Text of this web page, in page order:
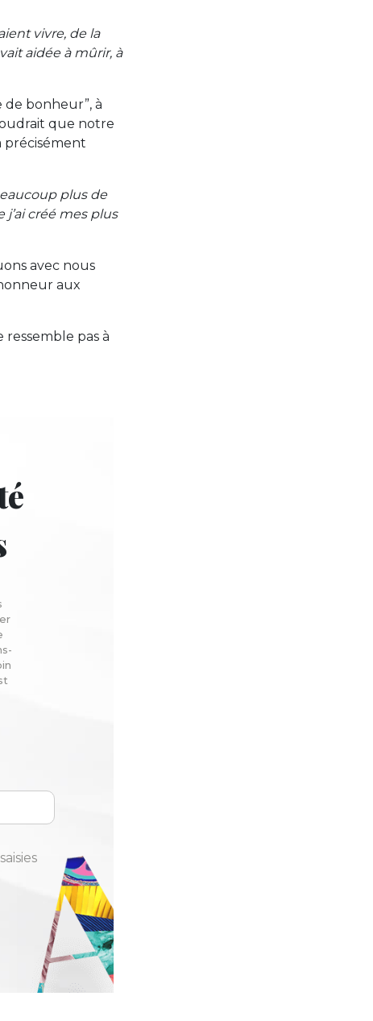
vivre, de la
aidée à mûrir, à
de bonheur”, à
que notre
précisément
plus de
j’ai créé mes plus
avec nous
aux
ressemble pas à